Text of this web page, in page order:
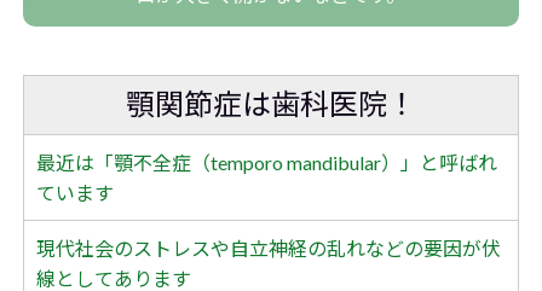
顎関節症は歯科医院！
最近は「顎不全症（temporo mandibular）」と呼ばれ
ています
現代社会のストレスや自立神経の乱れなどの要因が伏
線としてあります